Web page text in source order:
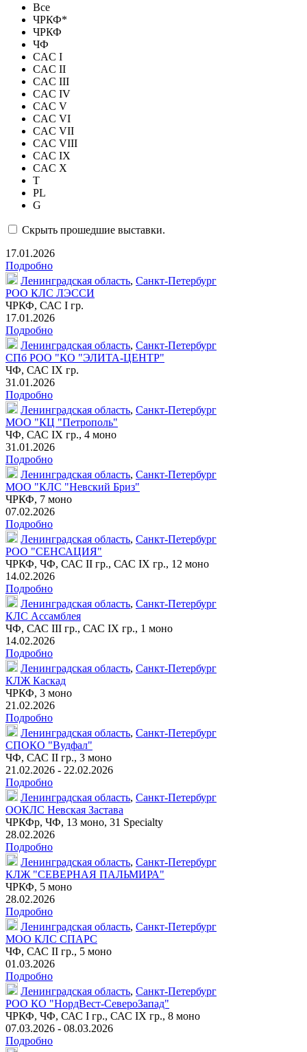
Все
ЧРКФ*
ЧРКФ
ЧФ
CAC I
CAC II
CAC III
CAC IV
CAC V
CAC VI
CAC VII
CAC VIII
CAC IX
CAC X
T
PL
G
Скрыть прошедшие выставки.
17.01.2026
Подробно
Ленинградская область, Санкт-Петербург
РОО КЛС ЛЭССИ
ЧРКФ, САС I гр.
17.01.2026
Подробно
Ленинградская область, Санкт-Петербург
СПб РОО "КО "ЭЛИТА-ЦЕНТР"
ЧФ, САС IX гр.
31.01.2026
Подробно
Ленинградская область, Санкт-Петербург
МОО "КЦ "Петрополь"
ЧФ, САС IX гр., 4 моно
31.01.2026
Подробно
Ленинградская область, Санкт-Петербург
МОО "КЛС "Невский Бриз"
ЧРКФ, 7 моно
07.02.2026
Подробно
Ленинградская область, Санкт-Петербург
РОО "СЕНСАЦИЯ"
ЧРКФ, ЧФ, САС II гр., САС IX гр., 12 моно
14.02.2026
Подробно
Ленинградская область, Санкт-Петербург
КЛС Ассамблея
ЧФ, САС III гр., САС IX гр., 1 моно
14.02.2026
Подробно
Ленинградская область, Санкт-Петербург
КЛЖ Каскад
ЧРКФ, 3 моно
21.02.2026
Подробно
Ленинградская область, Санкт-Петербург
СПОКО "Вудфал"
ЧФ, САС II гр., 3 моно
21.02.2026 - 22.02.2026
Подробно
Ленинградская область, Санкт-Петербург
ООКЛС Невская Застава
ЧРКФр, ЧФ, 13 моно, 31 Specialty
28.02.2026
Подробно
Ленинградская область, Санкт-Петербург
КЛЖ "СЕВЕРНАЯ ПАЛЬМИРА"
ЧРКФ, 5 моно
28.02.2026
Подробно
Ленинградская область, Санкт-Петербург
МОО КЛС СПАРС
ЧФ, САС II гр., 5 моно
01.03.2026
Подробно
Ленинградская область, Санкт-Петербург
РОО КО "НордВест-СевероЗапад"
ЧРКФ, ЧФ, САС I гр., САС IX гр., 8 моно
07.03.2026 - 08.03.2026
Подробно